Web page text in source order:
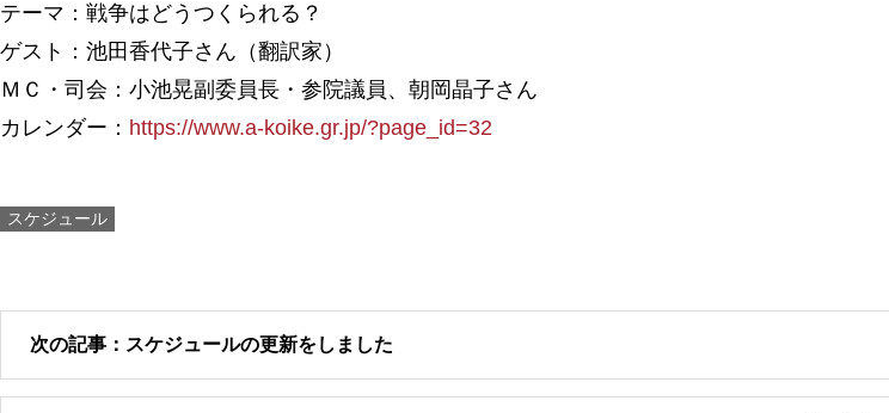
テーマ：戦争はどうつくられる？
ゲスト：池田香代子さん（翻訳家）
ＭＣ・司会：小池晃副委員長・参院議員、朝岡晶子さん
カレンダー： https://www.a-koike.gr.jp/?page_id=32
スケジュール
次の記事：スケジュールの更新をしました